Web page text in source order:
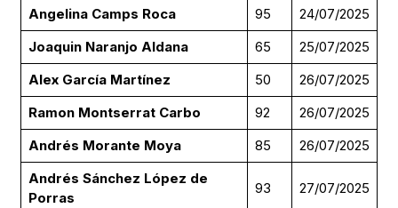
Angelina Camps Roca
95
24/07/2025
Joaquin Naranjo Aldana
65
25/07/2025
Alex García Martínez
50
26/07/2025
Ramon Montserrat Carbo
92
26/07/2025
Andrés Morante Moya
85
26/07/2025
Andrés Sánchez López de
Porras
93 27/07/2025